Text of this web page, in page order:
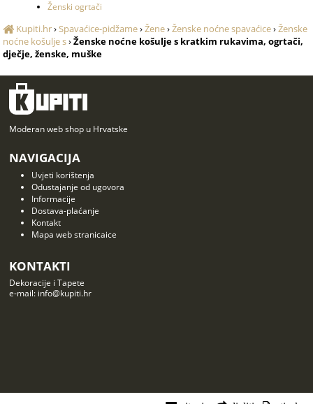
Ženski ogrtači
Kupiti.hr›Spavaćice-pidžame›Žene›Ženske noćne spavaćice›Ženske
noćne košulje s›Ženske noćne košulje s kratkim rukavima, ogrtači,
dječje, ženske, muške
Moderan web shop u Hrvatske
NAVIGACIJA
Uvjeti korištenja
Odustajanje od ugovora
Informacije
Dostava-plaćanje
Kontakt
Mapa web stranicaice
KONTAKTI
Dekoracije i Tapete
e-mail: info@kupiti.hr